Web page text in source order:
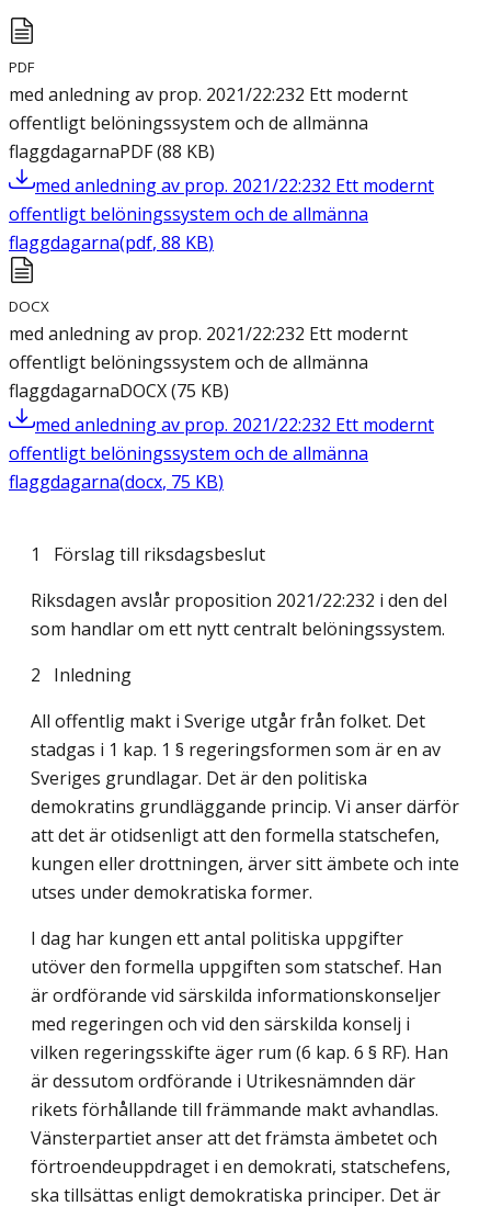
PDF
med anledning av prop. 2021/22:232 Ett modernt
offentligt belöningssystem och de allmänna
flaggdagarnaPDF(88 KB)
med anledning av prop. 2021/22:232 Ett modernt
offentligt belöningssystem och de allmänna
flaggdagarna(pdf, 88 KB)
DOCX
med anledning av prop. 2021/22:232 Ett modernt
offentligt belöningssystem och de allmänna
flaggdagarnaDOCX(75 KB)
med anledning av prop. 2021/22:232 Ett modernt
offentligt belöningssystem och de allmänna
flaggdagarna(docx, 75 KB)
1 Förslag till riksdagsbeslut
Riksdagen avslår proposition 2021/22:232 i den del
som handlar om ett nytt centralt belöningssystem.
2 Inledning
All offentlig makt i Sverige utgår från folket. Det
stadgas i 1 kap. 1 § regeringsformen som är en av
Sveriges grundlagar. Det är den politiska
demokratins grundläggande princip. Vi anser därför
att det är otidsenligt att den formella statschefen,
kungen eller drottningen, ärver sitt ämbete och inte
utses under demokratiska former.
I dag har kungen ett antal politiska uppgifter
utöver den formella uppgiften som statschef. Han
är ordförande vid särskilda informationskonseljer
med regeringen och vid den särskilda konselj i
vilken regeringsskifte äger rum (6 kap. 6 § RF). Han
är dessutom ordförande i Utrikesnämnden där
rikets förhållande till främmande makt avhandlas.
Vänsterpartiet anser att det främsta ämbetet och
förtroendeuppdraget i en demokrati, statschefens,
ska tillsättas enligt demokratiska principer. Det är